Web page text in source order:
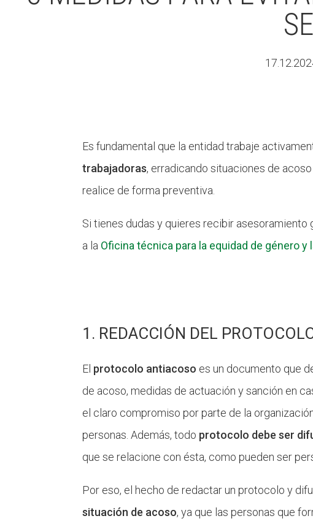
Es fundamental que la entidad trabaje
trabajadoras, erradicando situaciones de
realice de forma preventiva.
Si tienes dudas y quieres recibir
a la Oficina técnica para la equidad de género y
1. REDACCIÓN DEL
El protocolo antiacoso es un documento que
de acoso, medidas de actuación y sanción en
el claro compromiso por parte de la
personas. Además, todo protocolo debe ser
que se relacione con ésta, como pueden ser
Por eso, el hecho de redactar un protocolo y
situación de acoso, ya que las personas que